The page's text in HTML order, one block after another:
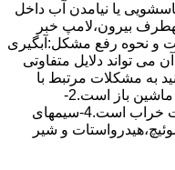
یا نیامدن آب داخل
ﺑﯿﺮون،ﻻﻣﭗ ﺧﺒﺮ
و نحوه رﻓﻊ مشکل:آبگیری
می تواند دلایل متفاوتی
به مشکلات مرتبط با
آبگیری لباسشویی مراجعه کنید.1-درب ﻣﺎﺷﯿﻦ ﺑﺎز اﺳﺖ.2-
ﻣﯿﮑﺮوﺳﻮﺋﯿﭻ ﺧﺮاب اﺳﺖ.3-ﻫﯿﺪرواﺳﺘﺎت ﺧﺮاب اﺳﺖ.4-سیمهای
و ﺷﯿﺮ